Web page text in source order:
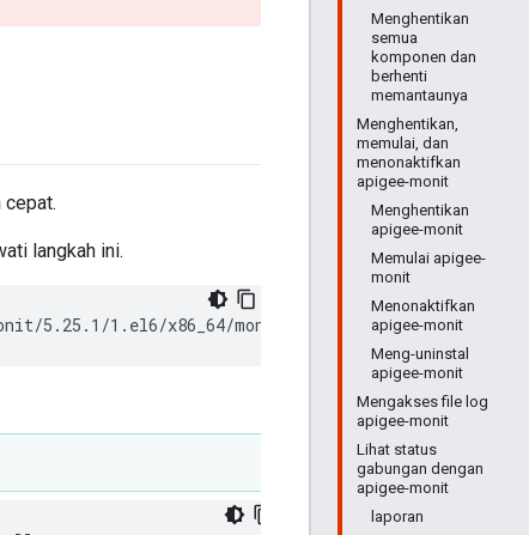
Menghentikan
semua
komponen dan
berhenti
memantaunya
Menghentikan,
memulai, dan
menonaktifkan
apigee-monit
Menghentikan
apigee-monit
Memulai apigee-
monit
Menonaktifkan
apigee-monit
Meng-uninstal
apigee-monit
Mengakses file log
apigee-monit
Lihat status
gabungan dengan
apigee-monit
laporan
cepat.
langkah ini.
5.25.1/1.el6/x86_64/monit-5.25.1-1.el6.x86_64.rpm